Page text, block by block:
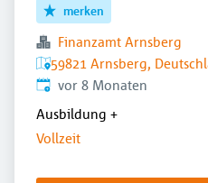
merken
Finanzamt Arnsberg
59821 Arnsberg,
Veröffentlicht:
vor 8 Monaten
Ausbildung +
Vollzeit